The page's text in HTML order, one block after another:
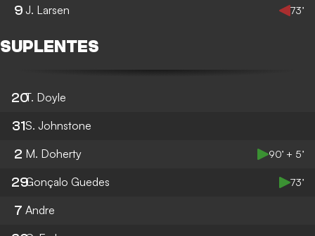
9 J. Larsen 73’
SUPLENTES
20T. Doyle
31S. Johnstone
2 M. Doherty 90’ + 5’
29Gonçalo Guedes 73’
7 Andre